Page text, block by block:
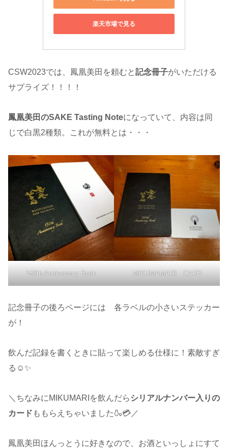
楽天市場で見る
CSW2023では、鳳凰美田を頼むと記念冊子がいただける
サプライズ！！！！
鳳凰美田のSAKE Tasting Noteになっていて、内容は同
じで白黒2種類。これが無料とは・・・
150th Anniversary Book MIKUMAMARI CARD
記念冊子の後ろページには 各ラベルの小さいステッカー
が！
飲んだ記録を書くときに貼って楽しめる仕様に！素敵すぎ
る☺✨
＼ちなみにMIKUMARIを飲んだら シリアルナンバー入りの
カード ももらえちゃいました🍶💳／
鳳凰美田ほんっとうに好きなので、お酒といっしょにすて